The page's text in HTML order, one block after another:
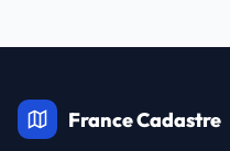
France Cadastre